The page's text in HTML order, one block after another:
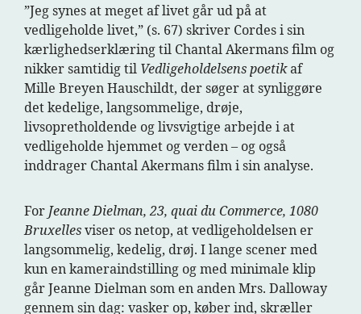
”Jeg synes at meget af livet går ud på at
vedligeholde livet,” (s. 67) skriver Cordes i sin
kærlighedserklæring til Chantal Akermans film og
nikker samtidig til Vedligeholdelsens poetikaf
Mille Breyen Hauschildt, der søger at synliggøre
det kedelige, langsommelige, drøje,
livsopretholdende og livsvigtige arbejde i at
vedligeholde hjemmet og verden – og også
inddrager Chantal Akermans film i sin analyse.
For Jeanne Dielman, 23, quai du Commerce, 1080
Bruxellesviser os netop, at vedligeholdelsen er
langsommelig, kedelig, drøj. I lange scener med
kun en kameraindstilling og med minimale klip
går Jeanne Dielman som en anden Mrs. Dalloway
gennem sin dag: vasker op, køber ind, skræller